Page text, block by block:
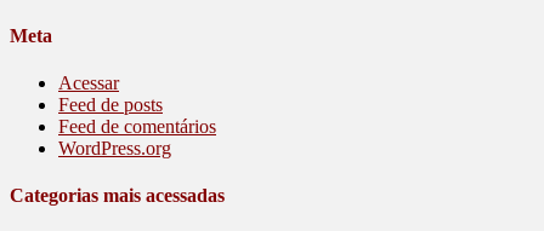
Meta
Acessar
Feed de posts
Feed de comentários
WordPress.org
Categorias mais acessadas